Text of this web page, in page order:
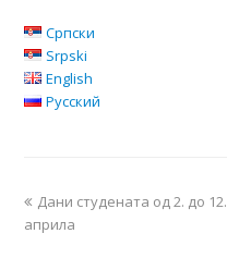
Српски
Srpski
English
Русский
Дани студената од 2. до 12.
априла